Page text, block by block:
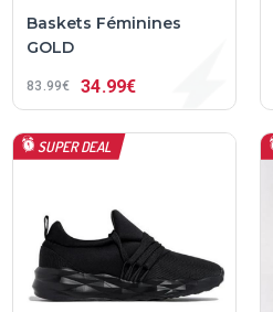
Baskets Féminines
GOLD
83 99€ 34 99€
SUPER DEAL